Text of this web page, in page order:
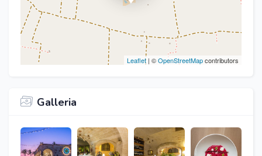
Leaflet | ©OpenStreetMapcontributors
Galleria